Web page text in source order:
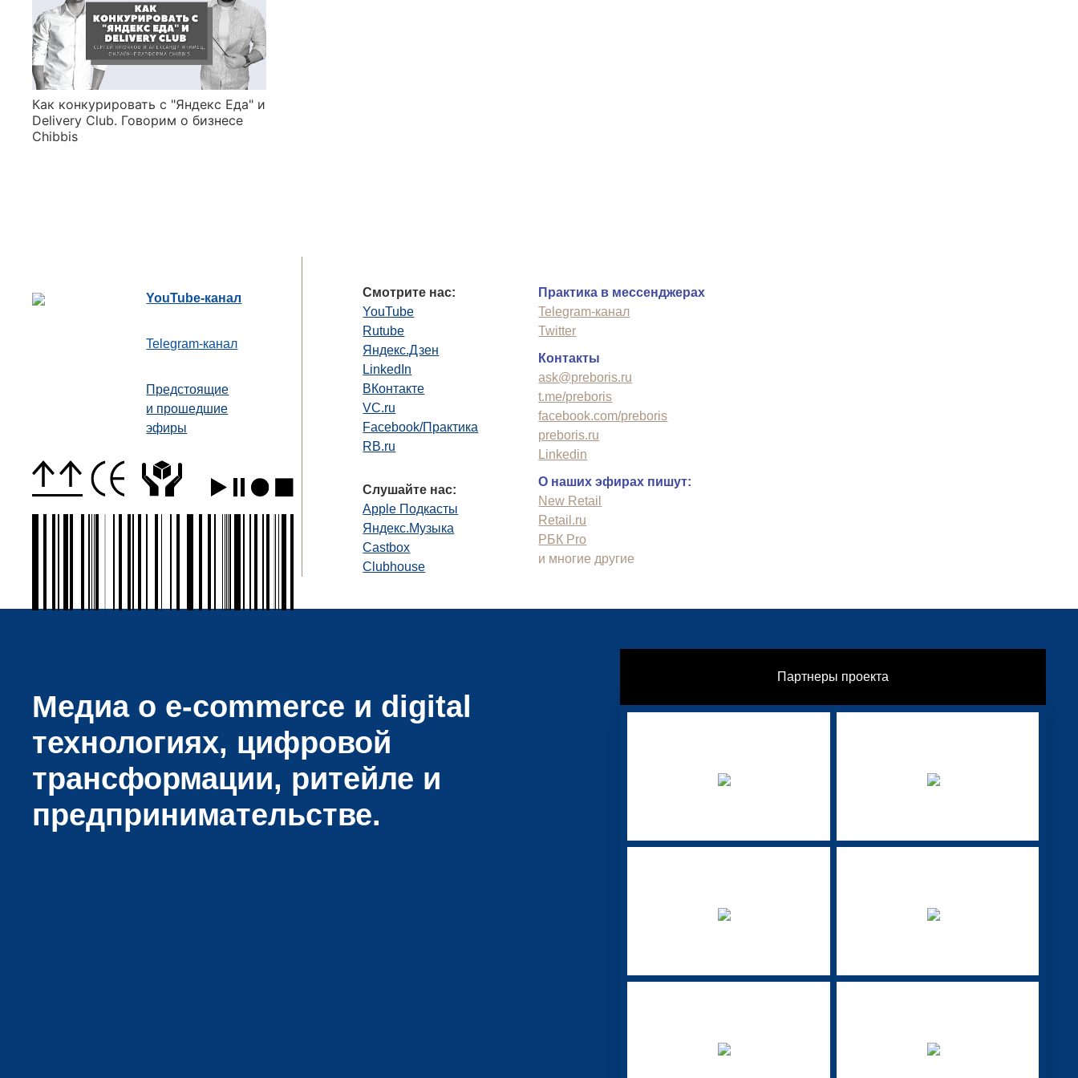
Как конкурировать с "Яндекс Еда" и
Delivery Club. Говорим о бизнесе
Chibbis
YouTube-канал
Telegram-канал
Предстоящие
и прошедшие
эфиры
Смотрите нас:
YouTube
Rutube
Яндекс.Дзен
LinkedIn
ВКонтакте
VC.ru
Facebook/Практика
RB.ru
Слушайте нас:
Apple Подкасты
Яндекс.Музыка
Castbox
Clubhouse
Практика в мессенджерах
Telegram-канал
Twitter
Контакты
ask@preboris.ru
t.me/preboris
facebook.com/preboris
preboris.ru
Linkedin
О наших эфирах пишут:
New Retail
Retail.ru
РБК Pro
и многие другие
Партнеры проекта
Медиа о e-commerce и digital
технологиях, цифровой
трансформации, ритейле и
предпринимательстве.